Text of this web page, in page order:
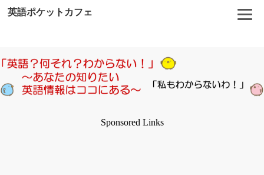
英語ポケットカフェ
Sponsored Links